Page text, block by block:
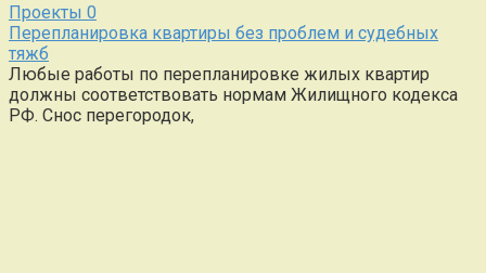
Проекты 0
Перепланировка квартиры без проблем и судебных
тяжб
Любые работы по перепланировке жилых квартир
должны соответствовать нормам Жилищного кодекса
РФ. Снос перегородок,